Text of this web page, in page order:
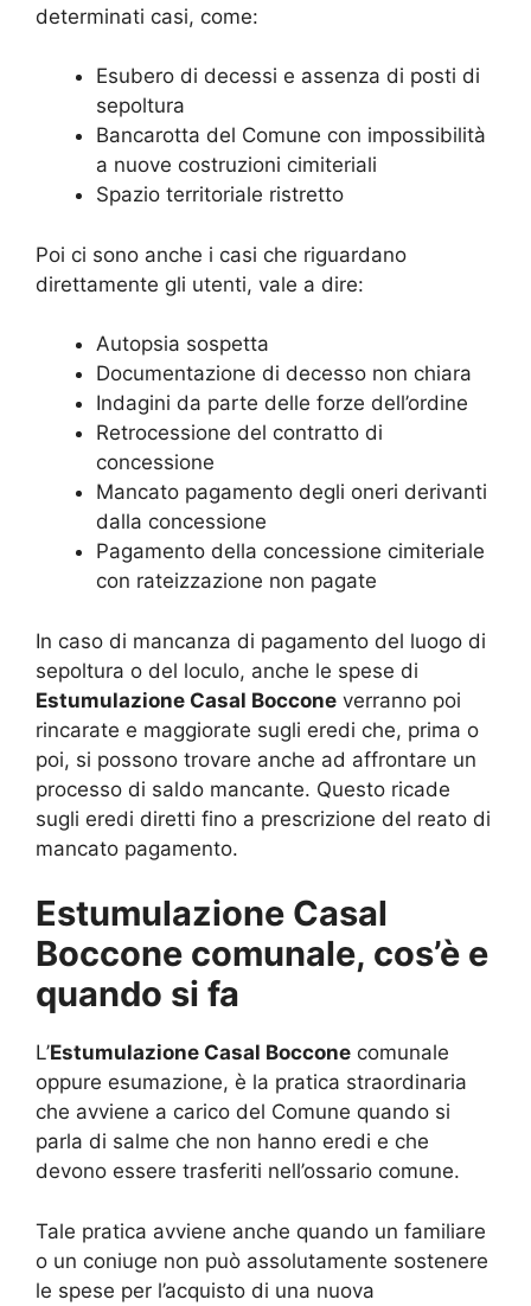
determinati casi, come:
Esubero di decessi e assenza di posti di
sepoltura
Bancarotta del Comune con impossibilità
a nuove costruzioni cimiteriali
Spazio territoriale ristretto
Poi ci sono anche i casi che riguardano
direttamente gli utenti, vale a dire:
Autopsia sospetta
Documentazione di decesso non chiara
Indagini da parte delle forze dell’ordine
Retrocessione del contratto di
concessione
Mancato pagamento degli oneri derivanti
dalla concessione
Pagamento della concessione cimiteriale
con rateizzazione non pagate
In caso di mancanza di pagamento del luogo di
sepoltura o del loculo, anche le spese di
Estumulazione Casal Boccone verranno poi
rincarate e maggiorate sugli eredi che, prima o
poi, si possono trovare anche ad affrontare un
processo di saldo mancante. Questo ricade
sugli eredi diretti fino a prescrizione del reato di
mancato pagamento.
Estumulazione Casal
Boccone comunale, cos’è e
quando si fa
L’Estumulazione Casal Boccone comunale
oppure esumazione, è la pratica straordinaria
che avviene a carico del Comune quando si
parla di salme che non hanno eredi e che
devono essere trasferiti nell’ossario comune.
Tale pratica avviene anche quando un familiare
o un coniuge non può assolutamente sostenere
le spese per l’acquisto di una nuova